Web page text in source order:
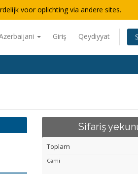
voor oplichting via andere sites.
Giriş Qeydiyyat
Sifariş
Toplam
Cəmi